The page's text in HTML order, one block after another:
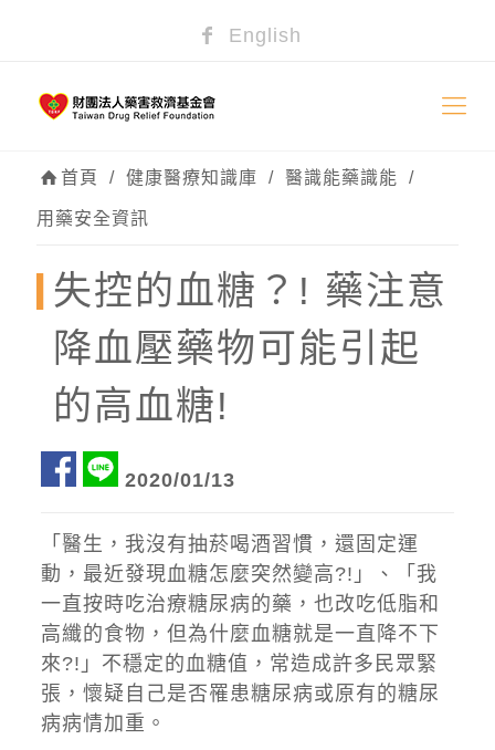
English
首頁 / 健康醫療知識庫 / 醫識能藥識能 /
用藥安全資訊
失控的血糖？! 藥注意
降血壓藥物可能引起
的高血糖!
2020/01/13
「醫生，我沒有抽菸喝酒習慣，還固定運
動，最近發現血糖怎麼突然變高?!」、「我
一直按時吃治療糖尿病的藥，也改吃低脂和
高纖的食物，但為什麼血糖就是一直降不下
來?!」不穩定的血糖值，常造成許多民眾緊
張，懷疑自己是否罹患糖尿病或原有的糖尿
病病情加重。